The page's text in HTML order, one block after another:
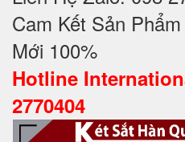
Cam Kết Sản
Mới 100%
Hotline
2770404